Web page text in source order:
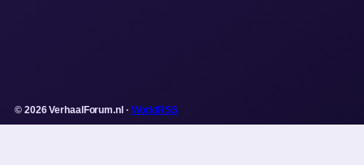
© 2026 VerhaalForum.nl · WorldRSS